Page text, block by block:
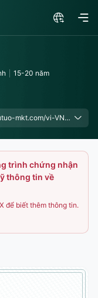
15-20 năm
https://www.futuo-mkt.com/vi-VN/, https://www.forextimechina.com.cn/vi, https://www.ft-apac-direct.com/vi-VN/
trình chứng nhận
thông tin về
để biết thêm thông tin.